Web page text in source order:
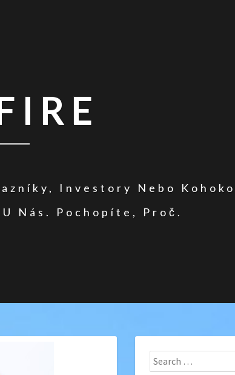
Investory Nebo
Nás. Pochopíte, Proč.
Search
for: